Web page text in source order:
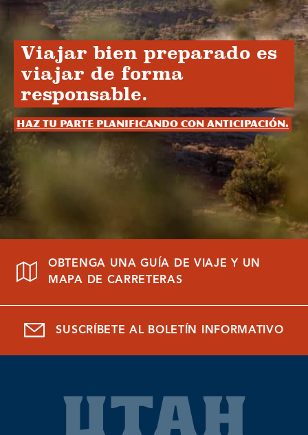
Viajar bien preparado es
viajar de forma
responsable.
Haz tu parte planificando con anticipación.
OBTENGA UNA GUÍA DE VIAJE Y UN
MAPA DE CARRETERAS
SUSCRÍBETE AL BOLETÍN INFORMATIVO